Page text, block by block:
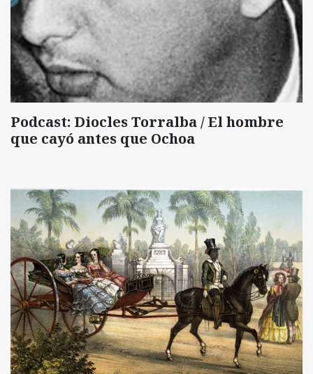
Podcast: Diocles Torralba / El hombre
que cayó antes que Ochoa